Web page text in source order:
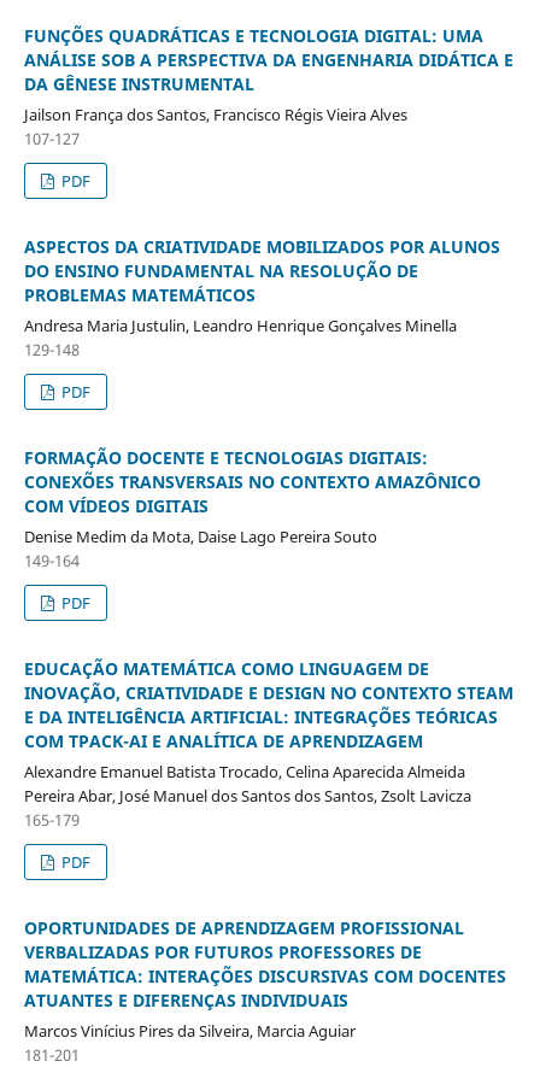
FUNÇÕES QUADRÁTICAS E TECNOLOGIA DIGITAL: UMA
ANÁLISE SOB A PERSPECTIVA DA ENGENHARIA DIDÁTICA E
DA GÊNESE INSTRUMENTAL
Jailson França dos Santos, Francisco Régis Vieira Alves
107-127
PDF
ASPECTOS DA CRIATIVIDADE MOBILIZADOS POR ALUNOS
DO ENSINO FUNDAMENTAL NA RESOLUÇÃO DE
PROBLEMAS MATEMÁTICOS
Andresa Maria Justulin, Leandro Henrique Gonçalves Minella
129-148
PDF
FORMAÇÃO DOCENTE E TECNOLOGIAS DIGITAIS:
CONEXÕES TRANSVERSAIS NO CONTEXTO AMAZÔNICO
COM VÍDEOS DIGITAIS
Denise Medim da Mota, Daise Lago Pereira Souto
149-164
PDF
EDUCAÇÃO MATEMÁTICA COMO LINGUAGEM DE
INOVAÇÃO, CRIATIVIDADE E DESIGN NO CONTEXTO STEAM
E DA INTELIGÊNCIA ARTIFICIAL: INTEGRAÇÕES TEÓRICAS
COM TPACK-AI E ANALÍTICA DE APRENDIZAGEM
Alexandre Emanuel Batista Trocado, Celina Aparecida Almeida
Pereira Abar, José Manuel dos Santos dos Santos, Zsolt Lavicza
165-179
PDF
OPORTUNIDADES DE APRENDIZAGEM PROFISSIONAL
VERBALIZADAS POR FUTUROS PROFESSORES DE
MATEMÁTICA: INTERAÇÕES DISCURSIVAS COM DOCENTES
ATUANTES E DIFERENÇAS INDIVIDUAIS
Marcos Vinícius Pires da Silveira, Marcia Aguiar
181-201